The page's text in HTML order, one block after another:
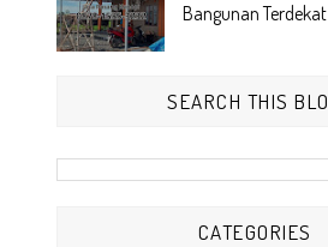
Bangunan
SEARCH THIS
CATEGORIES